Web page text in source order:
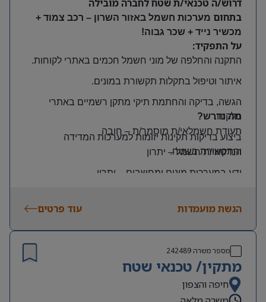
דרוש/ה טכנאי/ת שטח לחברה מובילה
בתחום מערכות חשמל באזור השרון – רכב צמוד +
מכשיר נייד + שכר גבוה!
על התפקיד:
התקנה והחלפה של מוני חשמל חכמים באתרי לקוחות.
איתור וטיפול בתקלות תקשורת במונים.
הגשה, בדיקה והחתמת תיקי מתקן רשמיים באתרי
הלקוח.
ביצוע בדיקות תקינות יזומות למערכות המדידה
והתקשורת בשטח.
מה נדרש?
תעודת חשמלאי/ת מוסמך/ת – חובה
הנדסאי/ת חשמל– יתרון
ידע במערכות מונים ומחשבים יתרון
היקף משרה:
משרה מלאה | ימים: א’-ה’ | שעות: 8:00–17:00
תנאים:
רכב צמוד וטלפון סלולרי
שכר גבוה
מיקום: קדימה צורן
הגשת מועמדות עוד פרטים
מספר משרה242489
מתקין/ טכנאי שטח
חיפה והצפון